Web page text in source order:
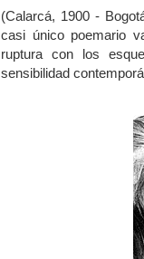
(Calarcá, 1900 -
casi único poemario
ruptura con los
sensibilidad